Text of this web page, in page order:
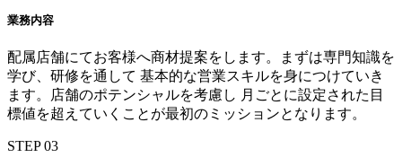
業務内容
配属店舗にてお客様へ商材提案をします。まずは専門知識を
学び、研修を通して 基本的な営業スキルを身につけていき
ます。店舗のポテンシャルを考慮し 月ごとに設定された目
標値を超えていくことが最初のミッションとなります。
STEP03